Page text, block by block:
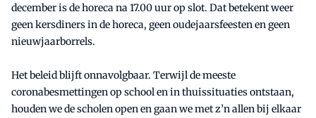
december is de horeca na 17.00 uur op slot. Dat betekent weer
geen kersdiners in de horeca, geen oudejaarsfeesten en geen
nieuwjaarborrels.
Het beleid blijft onnavolgbaar. Terwijl de meeste
coronabesmettingen op school en in thuissituaties ontstaan,
houden we de scholen open en gaan we met z’n allen bij elkaar